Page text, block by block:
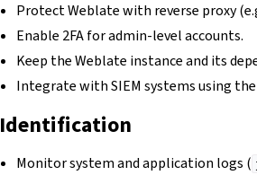
Protect Weblate with reverse proxy
Enable 2FA for admin-level accounts.
Keep the Weblate instance and its
Integrate with SIEM systems using
Identification
Monitor system and application logs (